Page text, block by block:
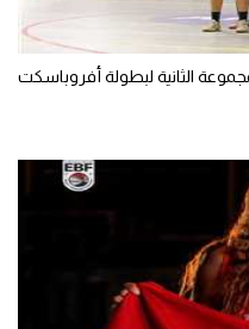
الثانية لبطولة أفروباسكت